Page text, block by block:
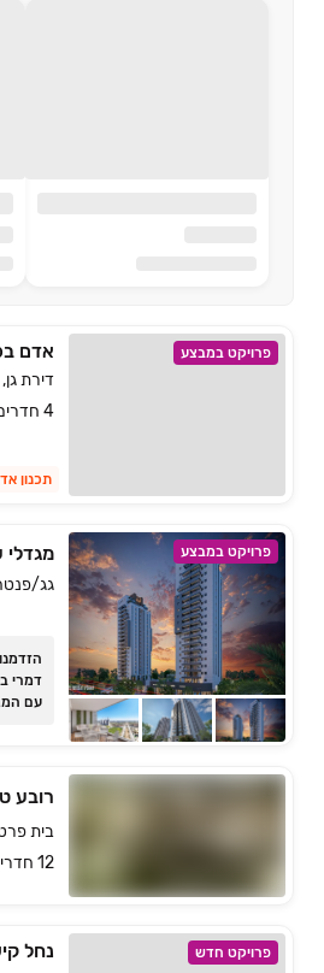
פרויקט במבצע אדם
דירת
4 חדרים • קומה 2
תכנון
פרויקט במבצע מגדלי
גג/
דמרי
עם
רובע
בית
12 חדרים • קומה ‎קרקע‏ • 750 מ״ר
פרויקט חדש נחל קישון 13